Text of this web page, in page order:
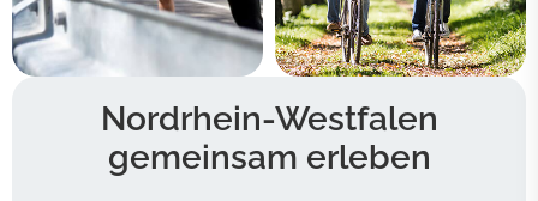
Nordrhein-Westfalen
gemeinsam erleben